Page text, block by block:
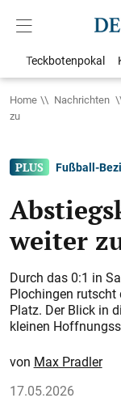
Teckbotenpokal
Home Nachrichten
zu
Fußball-
weiter
Durch das 0:1 in
Plochingen rutscht
Platz. Der Blick in
kleinen
Max Pradler
17.05.2026